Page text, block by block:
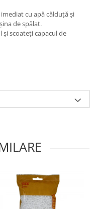
cu apă călduță și
de spălat.
scoateți capacul de